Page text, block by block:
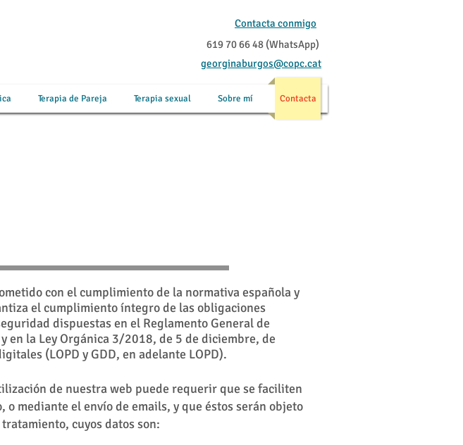
Contacta conmigo
619 70 66 48 (WhatsApp)
georginaburgos@copc.cat
Terapia de Pareja Terapia sexual Sobre mí Contacta
con el cumplimiento de la normativa española y
el cumplimiento íntegro de las obligaciones
dispuestas en el Reglamento General de
en la Ley Orgánica 3/2018, de 5 de diciembre, de
(LOPD y GDD, en adelante LOPD).
de nuestra web puede requerir que se faciliten
mediante el envío de emails, y que éstos serán objeto
cuyos datos son: